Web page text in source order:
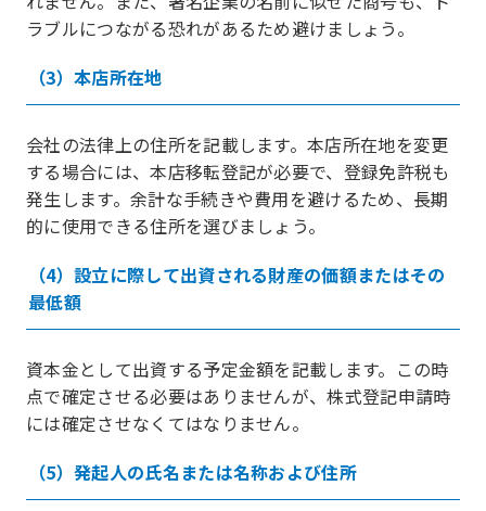
ラブルにつながる恐れがあるため避けましょう。
（3）本店所在地
会社の法律上の住所を記載します。本店所在地を変更
する場合には、本店移転登記が必要で、登録免許税も
発生します。余計な手続きや費用を避けるため、長期
的に使用できる住所を選びましょう。
（4）設立に際して出資される財産の価額またはその
最低額
資本金として出資する予定金額を記載します。この時
点で確定させる必要はありませんが、株式登記申請時
には確定させなくてはなりません。
（5）発起人の氏名または名称および住所